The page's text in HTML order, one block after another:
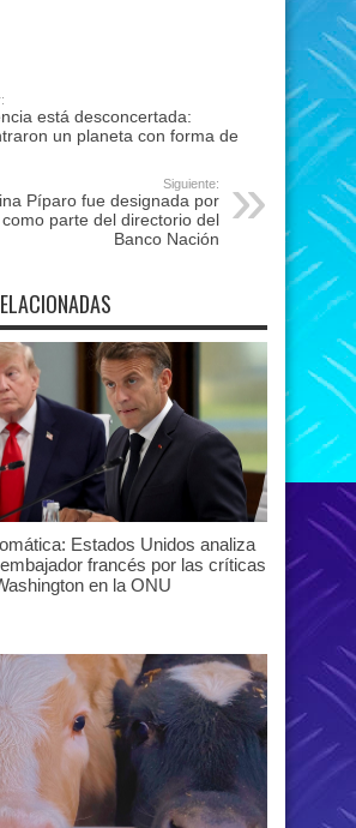
está desconcertada:
un planeta con forma de
Siguiente:
Píparo fue designada por
como parte del directorio del
Banco Nación
Estados Unidos analiza
francés por las críticas
en la ONU